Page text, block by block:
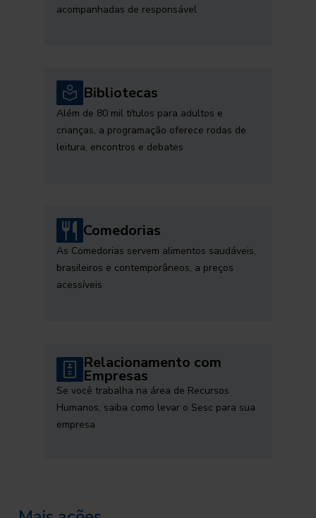
acompanhadas de responsável
Bibliotecas
Além de 80 mil títulos para adultos e
crianças, a programação oferece rodas de
leitura, encontros e debates
Comedorias
As Comedorias servem alimentos saudáveis,
brasileiros e contemporâneos, a preços
acessíveis
Relacionamento com
Empresas
Se você trabalha na área de Recursos
Humanos, saiba como levar o Sesc para sua
empresa